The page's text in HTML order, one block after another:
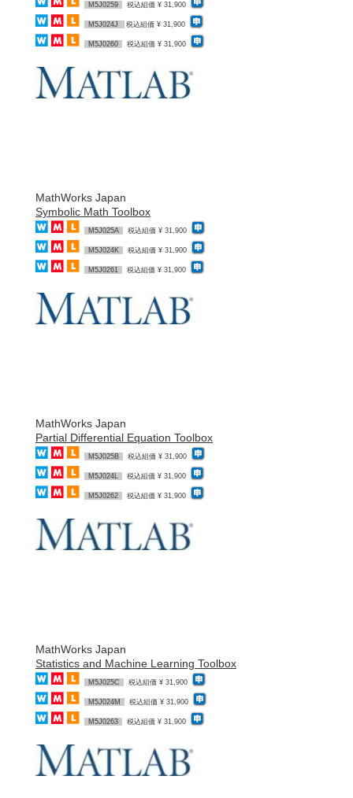
M5J0259 税込組価 ¥ 31,900
M5J024J 税込組価 ¥ 31,900
M5J0260 税込組価 ¥ 31,900
MathWorks Japan
Symbolic Math Toolbox
M5J025A 税込組価 ¥ 31,900
M5J024K 税込組価 ¥ 31,900
M5J0261 税込組価 ¥ 31,900
MathWorks Japan
Partial Differential Equation Toolbox
M5J025B 税込組価 ¥ 31,900
M5J024L 税込組価 ¥ 31,900
M5J0262 税込組価 ¥ 31,900
MathWorks Japan
Statistics and Machine Learning Toolbox
M5J025C 税込組価 ¥ 31,900
M5J024M 税込組価 ¥ 31,900
M5J0263 税込組価 ¥ 31,900